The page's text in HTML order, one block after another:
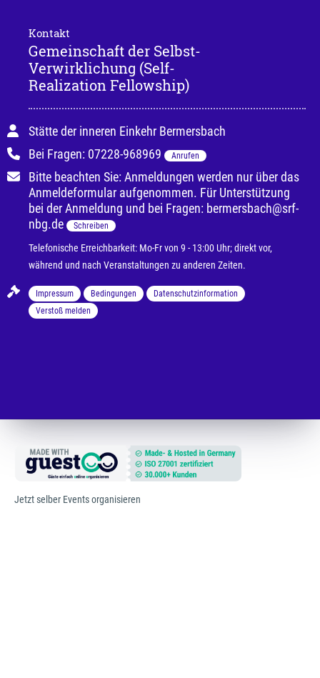
Kontakt
Gemeinschaft der Selbst-
Verwirklichung (Self-
Realization Fellowship)
Stätte der inneren Einkehr Bermersbach
Bei Fragen: 07228-968969
Anrufen
Bitte beachten Sie: Anmeldungen werden nur über das
Anmeldeformular aufgenommen. Für Unterstützung
bei der Anmeldung und bei Fragen: bermersbach@srf-
nbg.de
Schreiben
Telefonische Erreichbarkeit: Mo-Fr von 9 - 13:00 Uhr; direkt vor,
während und nach Veranstaltungen zu anderen Zeiten.
Impressum Bedingungen
Datenschutzinformation
Verstoß melden
Jetzt selber Events organisieren